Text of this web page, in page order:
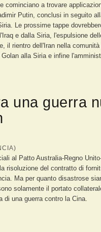
cominciano a trovare
Putin, conclusi in seguito
Le prossime tappe
e dalla Siria, l'espulsione
il rientro dell'Iran nella
alla Siria e infine
una guerra
al Patto Australia-Regno
risoluzione del contratto di
Ma per quanto disastrose
solamente il portato
di una guerra contro la Cina.